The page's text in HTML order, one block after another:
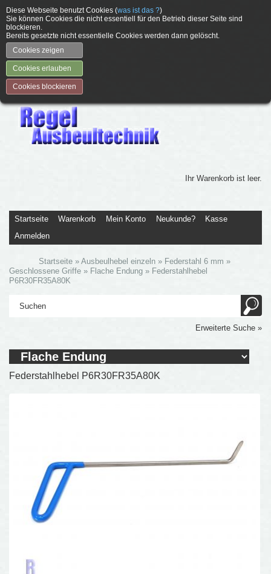
Diese Webseite benutzt Cookies (was ist das ?)
Sie können Cookies die nicht essentiell für den Betrieb dieser Seite sind
blockieren.
Bereits gesetzte nicht essentielle Cookies werden dann gelöscht.
Cookies zeigen
Cookies erlauben
Cookies blockieren
Ihr Warenkorb ist leer.
Startseite Warenkorb Mein Konto Neukunde?
Kasse
Anmelden
Startseite »Ausbeulhebel einzeln » Federstahl 6 mm »
Geschlossene Griffe » Flache Endung » Federstahlhebel
P6R30FR35A80K
Erweiterte Suche »
Federstahlhebel P6R30FR35A80K